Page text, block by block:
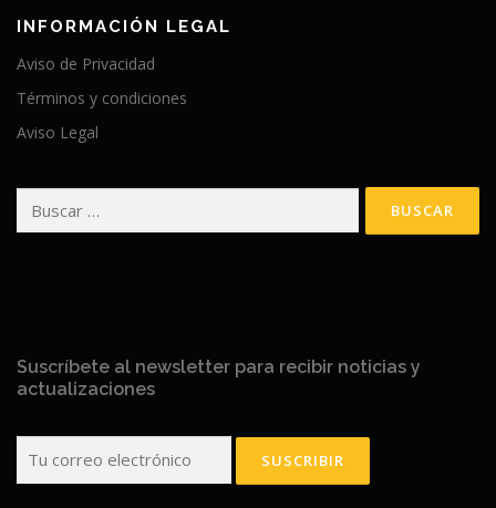
INFORMACIÓN LEGAL
Aviso de Privacidad
Términos y condiciones
Aviso Legal
Suscríbete al newsletter para recibir noticias y
actualizaciones